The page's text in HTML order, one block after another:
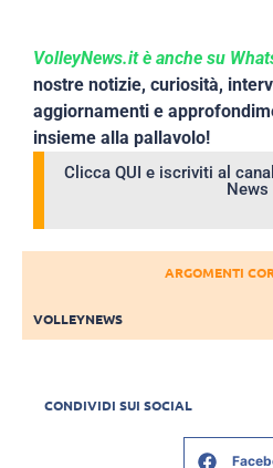
VolleyNews.it è anche su
nostre notizie, curiosità,
aggiornamenti e
insieme alla pallavolo!
Clicca QUI e iscriviti al
News
ARGOMENTI
VOLLEYNEWS
CONDIVIDI SUI SOCIAL